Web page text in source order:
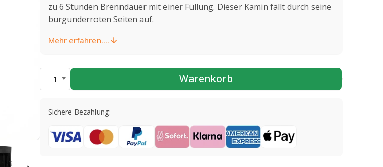
zu 6 Stunden Brenndauer mit einer Füllung. Dieser Kamin fällt durch seine
burgunderroten Seiten auf.
Mehr erfahren....
1 Warenkorb
Sichere Bezahlung: